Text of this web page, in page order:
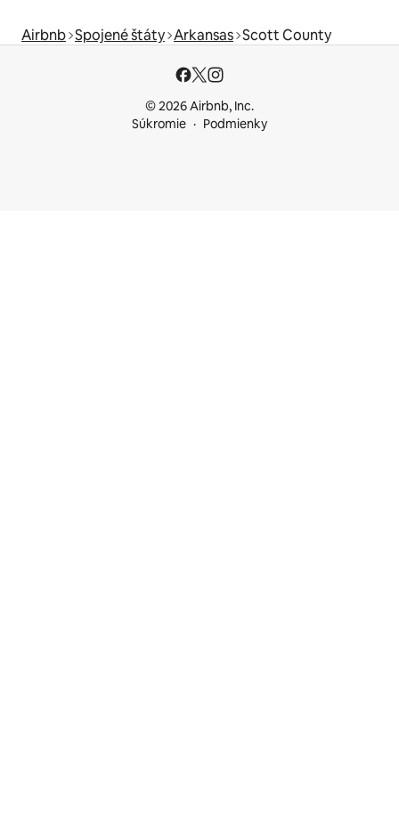
Airbnb Spojené štáty Arkansas Scott County
© 2026 Airbnb, Inc.
Súkromie
Podmienky